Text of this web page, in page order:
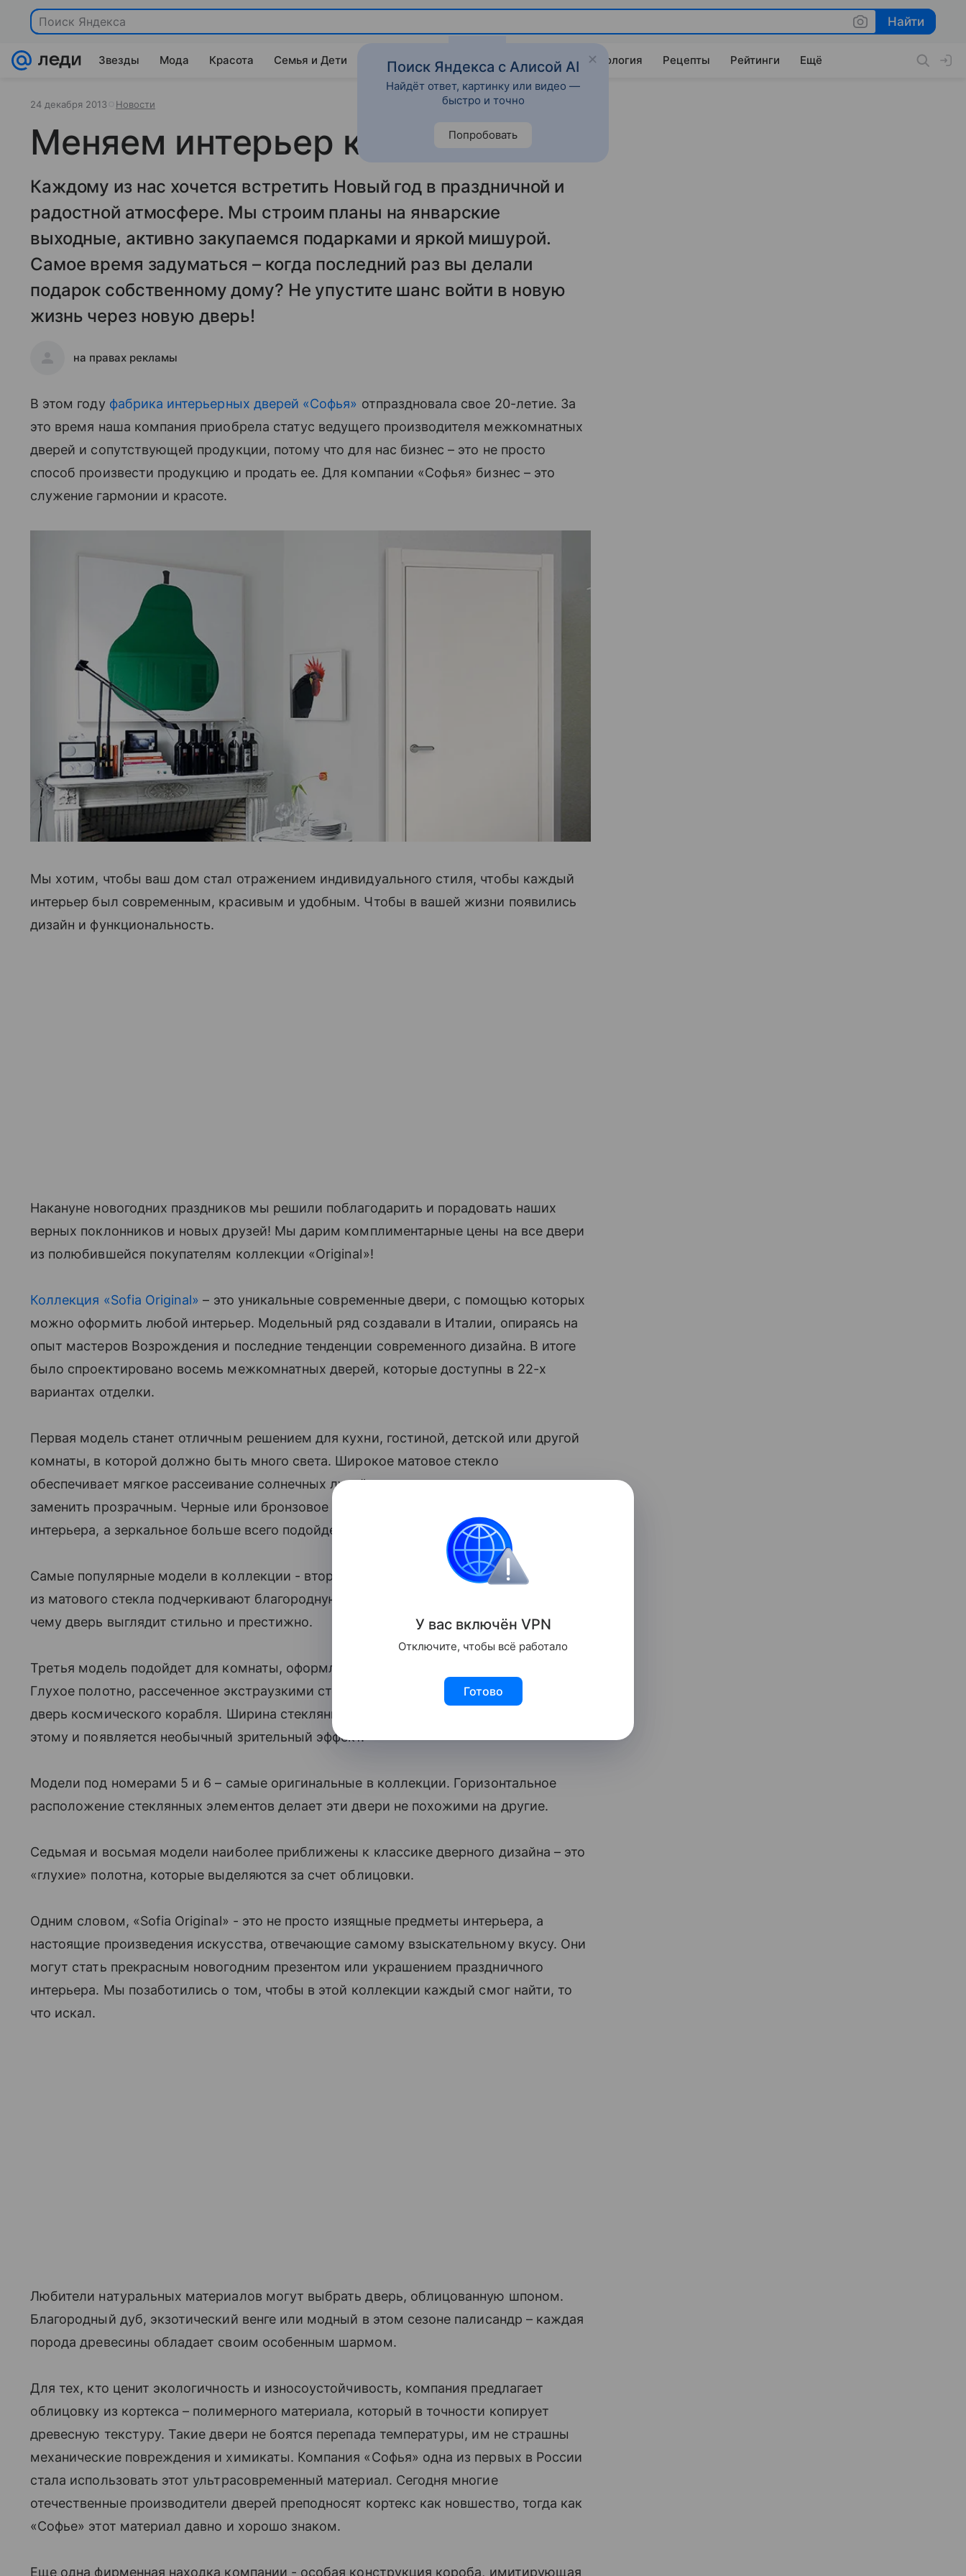
Поиск Яндекса Найти
Найти
Звезды Мода Красота Семья и Дети Дом Гороскопы Стиль жизни Психология Рецепты Рейтинги Ещё
24 декабря 2013 Новости
Меняем интерьер к Новому году
Каждому из нас хочется встретить Новый год в праздничной и
радостной атмосфере. Мы строим планы на январские
выходные, активно закупаемся подарками и яркой мишурой.
Самое время задуматься – когда последний раз вы делали
подарок собственному дому? Не упустите шанс войти в новую
жизнь через новую дверь!
на правах рекламы
В этом году фабрика интерьерных дверей «Софья» отпраздновала свое 20-летие. За
это время наша компания приобрела статус ведущего производителя межкомнатных
дверей и сопутствующей продукции, потому что для нас бизнес – это не просто
способ произвести продукцию и продать ее. Для компании «Софья» бизнес – это
служение гармонии и красоте.
Мы хотим, чтобы ваш дом стал отражением индивидуального стиля, чтобы каждый
интерьер был современным, красивым и удобным. Чтобы в вашей жизни появились
дизайн и функциональность.
Накануне новогодних праздников мы решили поблагодарить и порадовать наших
верных поклонников и новых друзей! Мы дарим комплиментарные цены на все двери
из полюбившейся покупателям коллекции «Original»!
Коллекция «Sofia Original» – это уникальные современные двери, с помощью которых
можно оформить любой интерьер. Модельный ряд создавали в Италии, опираясь на
опыт мастеров Возрождения и последние тенденции современного дизайна. В итоге
было спроектировано восемь межкомнатных дверей, которые доступны в 22-х
вариантах отделки.
Первая модель станет отличным решением для кухни, гостиной, детской или другой
комнаты, в которой должно быть много света. Широкое матовое стекло
обеспечивает мягкое рассеивание солнечных лучей, но при желании его можно
заменить прозрачным. Черные или бронзовое стекло подчеркнет изысканность
интерьера, а зеркальное больше всего подойдет для оформления гардеробной.
Самые популярные модели в коллекции - вторая и четвертая. Вертикальные полоски
из матового стекла подчеркивают благородную структуру древесины, благодаря
чему дверь выглядит стильно и престижно.
Третья модель подойдет для комнаты, оформленной в футуристическом стиле.
Глухое полотно, рассеченное экстраузкими стеклянными вставками, напоминает
дверь космического корабля. Ширина стеклянных полос всего 2,5 мм, благодаря
этому и появляется необычный зрительный эффект.
Модели под номерами 5 и 6 – самые оригинальные в коллекции. Горизонтальное
расположение стеклянных элементов делает эти двери не похожими на другие.
Седьмая и восьмая модели наиболее приближены к классике дверного дизайна – это
«глухие» полотна, которые выделяются за счет облицовки.
Одним словом, «Sofia Original» - это не просто изящные предметы интерьера, а
настоящие произведения искусства, отвечающие самому взыскательному вкусу. Они
могут стать прекрасным новогодним презентом или украшением праздничного
интерьера. Мы позаботились о том, чтобы в этой коллекции каждый смог найти, то
что искал.
Любители натуральных материалов могут выбрать дверь, облицованную шпоном.
Благородный дуб, экзотический венге или модный в этом сезоне палисандр – каждая
порода древесины обладает своим особенным шармом.
Для тех, кто ценит экологичность и износоустойчивость, компания предлагает
облицовку из кортекса – полимерного материала, который в точности копирует
древесную текстуру. Такие двери не боятся перепада температуры, им не страшны
механические повреждения и химикаты. Компания «Софья» одна из первых в России
стала использовать этот ультрасовременный материал. Сегодня многие
отечественные производители дверей преподносят кортекс как новшество, тогда как
«Софье» этот материал давно и хорошо знаком.
Еще одна фирменная находка компании - особая конструкция короба, имитирующая
У вас включён VPN
Отключите, чтобы всё работало
Готово
Поиск Яндекса с Алисой AI
Найдёт ответ, картинку или видео —
быстро и точно
Попробовать